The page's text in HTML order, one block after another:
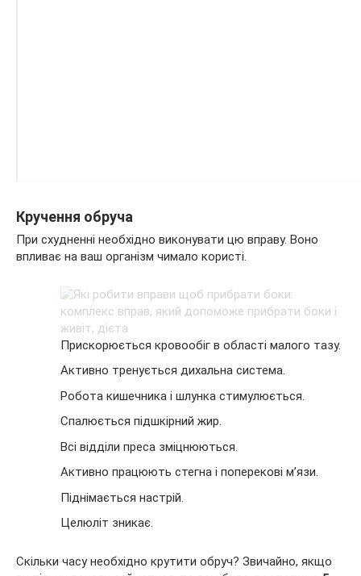
Кручення обруча
При схудненні необхідно виконувати цю вправу. Воно
впливає на ваш організм чимало користі.
Прискорюється кровообіг в області малого тазу.
Активно тренується дихальна система.
Робота кишечника і шлунка стимулюється.
Спалюється підшкірний жир.
Всі відділи преса зміцнюються.
Активно працюють стегна і поперекові м’язи.
Піднімається настрій.
Целюліт зникає.
Скільки часу необхідно крутити обруч? Звичайно, якщо